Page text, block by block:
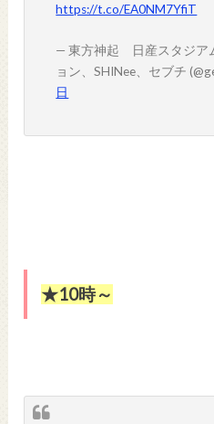
https://t.co/EA0NM7YfiT
— 東方神起 日産スタジア
ョン、SHINee、セブチ
日
★10時～